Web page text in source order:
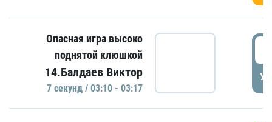
Опасная игра высоко
поднятой клюшкой
14.Балдаев Виктор
7 секунд / 03:10 - 03:17